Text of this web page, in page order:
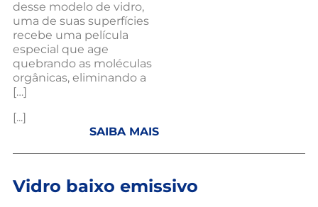
desse modelo de vidro,
uma de suas superfícies
recebe uma película
especial que age
quebrando as moléculas
orgânicas, eliminando a
[…]
[...]
SAIBA MAIS
Vidro baixo emissivo